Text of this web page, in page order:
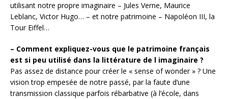
utilisant notre propre imaginaire – Jules Verne, Maurice
Leblanc, Victor Hugo… – et notre patrimoine – Napoléon III, la
Tour Eiffel…
– Comment expliquez-vous que le patrimoine français
est si peu utilisé dans la littérature de l imaginaire ?
Pas assez de distance pour créer le « sense of wonder » ? Une
vision trop empesée de notre passé, par la faute d’une
transmission classique parfois rébarbative (à l’école, dans